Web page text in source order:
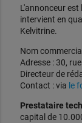
L'annonceur est
intervient en
Kelvitrine.
Nom
Adresse : 30,
Directeur de
Contact : via le
Prestataire
capital de